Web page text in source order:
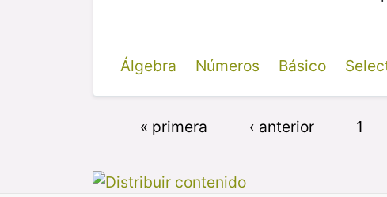
Álgebra
Números Básico
« primera ‹ anterior 1